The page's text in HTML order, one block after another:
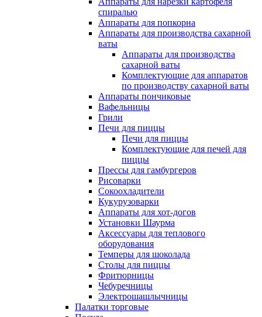
спиралью
Аппараты для попкорна
Аппараты для производства сахарной
ваты
Аппараты для производства
сахарной ваты
Комплектующие для аппаратов
по производству сахарной ваты
Аппараты пончиковые
Вафельницы
Грили
Печи для пиццы
Печи для пиццы
Комплектующие для печей для
пиццы
Прессы для гамбургеров
Рисоварки
Сокоохладители
Кукурузоварки
Аппараты для хот-догов
Установки Шаурма
Аксессуары для теплового
оборудования
Темперы для шоколада
Столы для пиццы
Фритюрницы
Чебуречницы
Электрошашлычницы
Палатки торговые